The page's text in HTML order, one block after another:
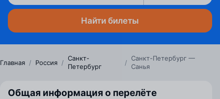
Найти билеты
Главная / Россия /
Санкт-
Петербург
/
Санкт-Петербург —
Санья
Общая информация о перелёте